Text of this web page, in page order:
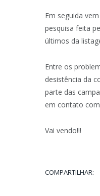
Em seguida
pesquisa feita
últimos da
Entre os
desistência da
parte das
em contato
Vai vendo!!!
COMPARTILHAR: